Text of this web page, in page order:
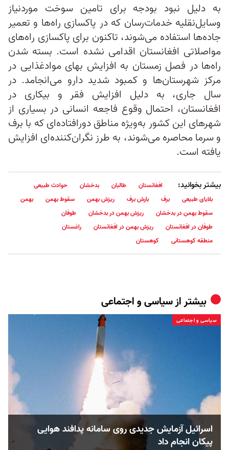
به دلیل نبود بودجه برای تامین سوخت موردنیاز
وسایل‌نقلیه خدمات‌رسان که در پاکسازی راه‌ها و تعمیر
جاده‌ها استفاده می‌شوند، تاکنون برای پاکسازی راه‌های
مواصلاتی افغانستان اقدامی نشده است. بسته شدن
راه‌ها در فصل زمستان به افزایش بهای موادغذایی در
مرکز شهرستان‌ها و کمبود شدید دارو می‌انجامد. در
سال جاری، به دلیل افزایش فقر و بیکاری در
افغانستان، احتمال وقوع فاجعه انسانی در بسیاری از
شهرهای این کشور به‌ویژه مناطق دورافتاده‌ای که با برف
و سرما محاصره می‌شوند، به طرز نگران‌کنند‌ه‌ای افزایش
یافته است.
بیشتر بخوانید: افغانستان طالبان بدخشان
حوادث طبیعی
بلایای طبیعی
برف بارش برف ریزش بهمن سقوط بهمن
بهمن
سقوط بهمن در بدخشان
ریزش بهمن در بدخشان
طوفان
طوفان در افغانستان
ریزش بهمن در افغانستان
راغستان
منطقه کوهستانی
کوهستان
بیشتر ازسیاسی و اجتماعی
سیاسی و اجتماعی
اسرائیل آزمایش جدیدی روی سامانه پدافند هوایی
پیکان انجام داد